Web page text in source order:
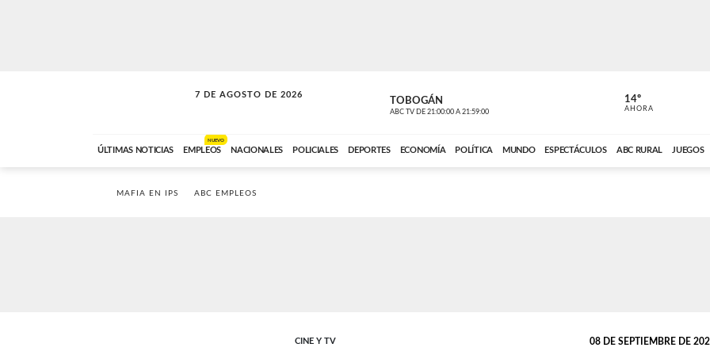
7 DE AGOSTO DE 2026
SOLO MÚSICA TOBOGÁN
ABC TV DE 21:00:00 A 21:59:00 ABC CARDINAL
14º
AHORA
ÚLTIMAS NOTICIAS EMPLEOS
NUEVO
NACIONALES POLICIALES DEPORTES ECONOMÍA POLÍTICA MUNDO ESPECTÁCULOS ABC RURAL JUEGOS
MAFIA EN IPS ABC EMPLEOS
CINE Y TV 08 DE SEPTIEMBRE DE